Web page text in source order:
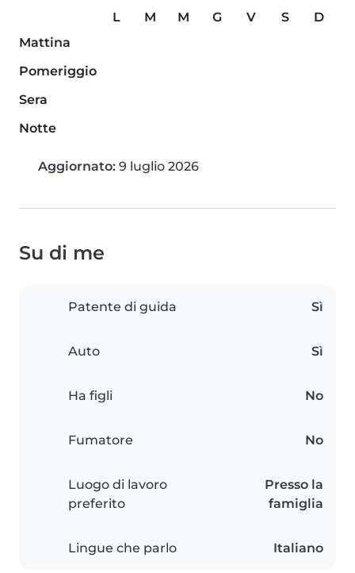
L M M G V S
D
Mattina
Pomeriggio
Sera
Notte
Aggiornato: 9 luglio 2026
Su di me
Patente di guida Sì
Auto Sì
Ha figli No
Fumatore No
Luogo di lavoro
preferito
Presso la
famiglia
Lingue che parlo Italiano